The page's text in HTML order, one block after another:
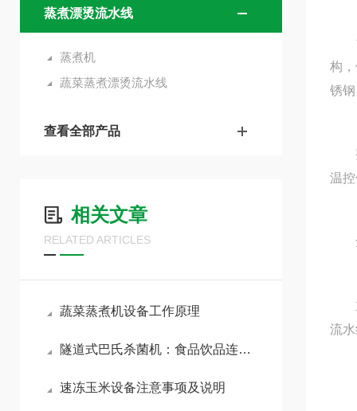
蒸煮漂烫流水线
蒸煮机
蔬菜蒸煮漂烫流水线
查看全部产品
相关文章
RELATED ARTICLES
蔬菜蒸煮机设备工作原理
隧道式巴氏杀菌机：食品饮品连续式杀菌工艺全解析
速冻玉米设备注意事项及说明
漂
构
锈
整
温
鱼
主
流